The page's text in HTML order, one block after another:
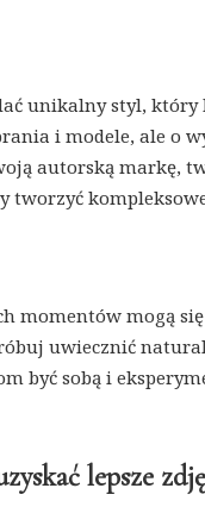
unikalny styl,
i modele, ale o
autorską markę,
tworzyć
momentów mogą
uwiecznić
być sobą i
lepsze